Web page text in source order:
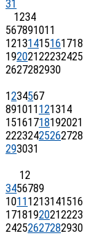
31
1234
567891011
12131415161718
19202122232425
2627282930
1234567
891011 121314
15161718192021
22232425262728
293031
12
3456789
1011 1213141516
17181920212223
24252627282930